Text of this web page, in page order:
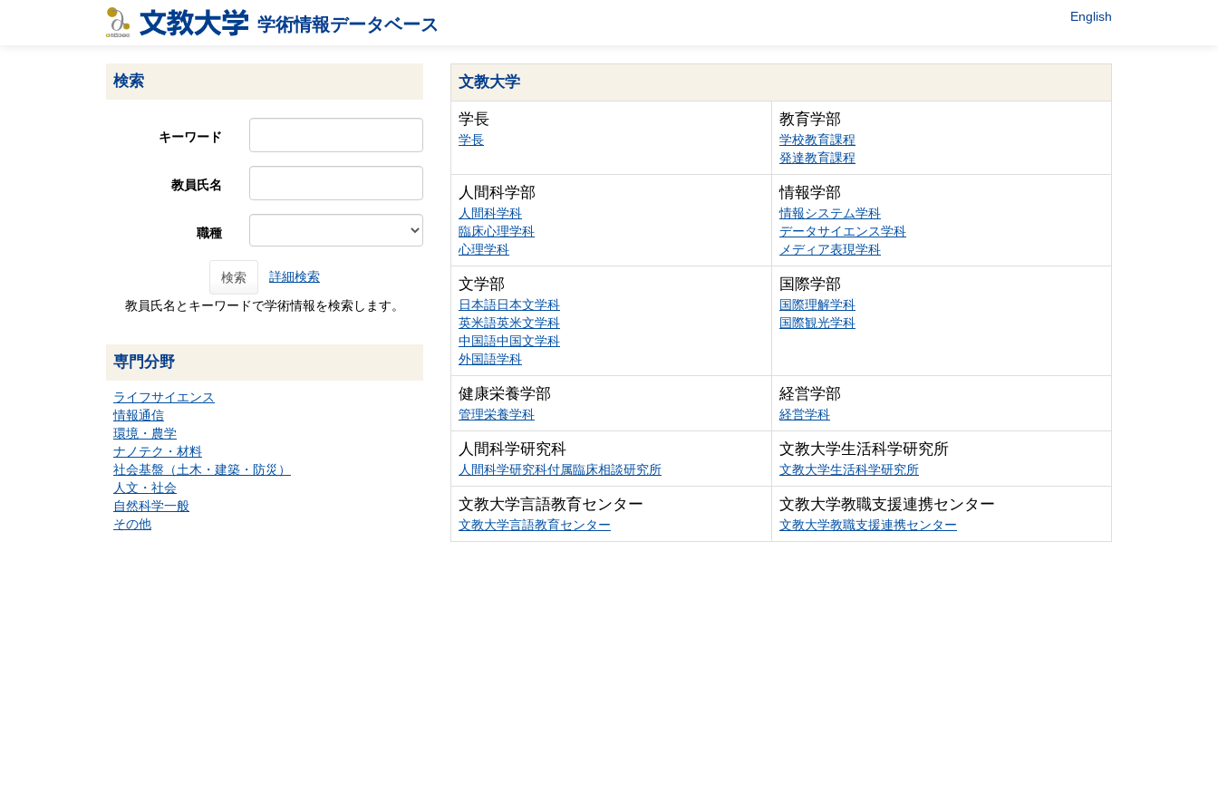
学術情報データベース English
検索
キーワード
教員氏名
職種
検索 詳細検索
教員氏名とキーワードで学術情報を検索します。
専門分野
ライフサイエンス
情報通信
環境・農学
ナノテク・材料
社会基盤（土木・建築・防災）
人文・社会
自然科学一般
その他
文教大学
学長
学長
教育学部
学校教育課程
発達教育課程
人間科学部
人間科学科
臨床心理学科
心理学科
情報学部
情報システム学科
データサイエンス学科
メディア表現学科
文学部
日本語日本文学科
英米語英米文学科
中国語中国文学科
外国語学科
国際学部
国際理解学科
国際観光学科
健康栄養学部
管理栄養学科
経営学部
経営学科
人間科学研究科
人間科学研究科付属臨床相談研究所
文教大学生活科学研究所
文教大学生活科学研究所
文教大学言語教育センター
文教大学言語教育センター
文教大学教職支援連携センター
文教大学教職支援連携センター